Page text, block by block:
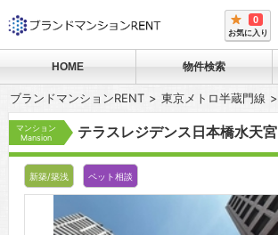
0
お気に入り
HOME 物件検索
ブランドマンションRENT 東京メトロ半蔵門線
マンション
Mansion
テラスレジデンス日本橋水天宮
新築/築浅 ペット相談